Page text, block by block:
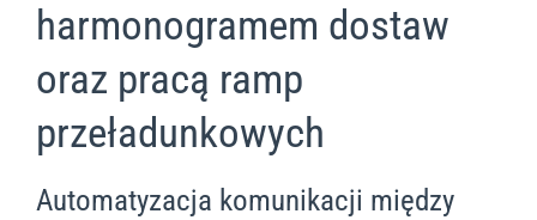
harmonogramem dostaw
oraz pracą ramp
przeładunkowych
Automatyzacja komunikacji między